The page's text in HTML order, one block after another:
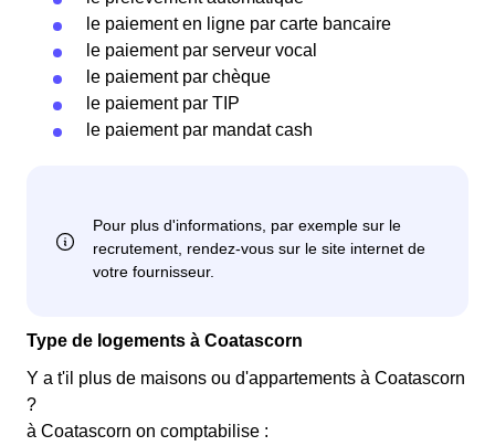
le paiement en ligne par carte bancaire
le paiement par serveur vocal
le paiement par chèque
le paiement par TIP
le paiement par mandat cash
Type de logements à Coatascorn
Y a t'il plus de maisons ou d'appartements à Coatascorn
?
à Coatascorn on comptabilise :